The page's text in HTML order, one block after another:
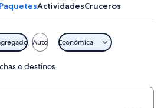
PaquetesActividadesCruceros
Auto Económica
o destinos